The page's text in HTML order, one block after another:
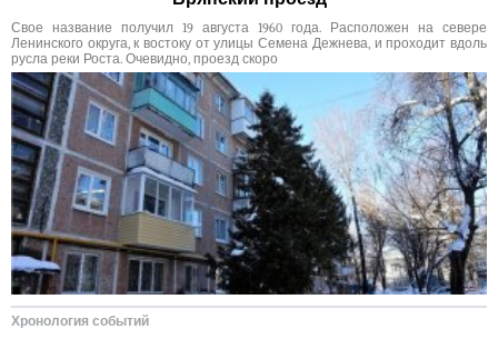
Свое название получил 19 августа 1960 года. Расположен на севере
Ленинского округа, к востоку от улицы Семена Дежнева, и проходит вдоль
русла реки Роста. Очевидно, проезд скоро
Хронология событий